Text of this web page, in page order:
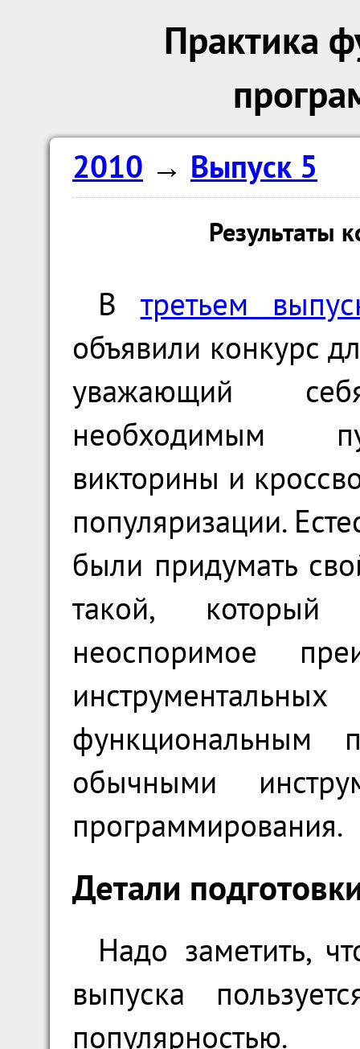
Практика
2010 → Выпуск 5
Результаты
В третьем
объявили конкурс
уважающий
необходимым
викторины и
популяризации.
были придумать
такой,
неоспоримое
функциональным
обычными
программирования.
Детали
Надо заметить,
выпуска
популярностью.